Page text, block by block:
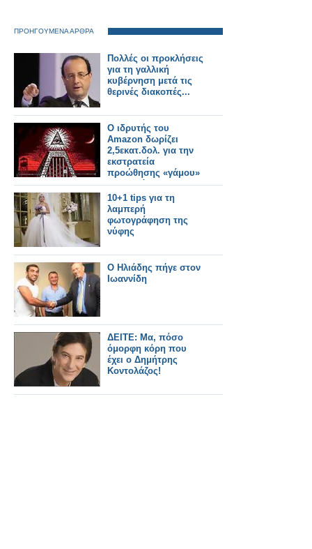
ΠΡΟΗΓΟΥΜΕΝΑ ΑΡΘΡΑ
Πολλές οι προκλήσεις
για τη γαλλική
κυβέρνηση μετά τις
θερινές διακοπές...
Ο ιδρυτής του
Amazon δωρίζει
2,5εκατ.δολ. για την
εκστρατεία
προώθησης «γάμου»
ομοφυλόφιλων!!!
(Σαπίλα...)
10+1 tips για τη
λαμπερή
φωτογράφηση της
νύφης
Ο Ηλιάδης πήγε στον
Ιωαννίδη
ΔΕΙΤΕ: Μα, πόσο
όμορφη κόρη που
έχει ο Δημήτρης
Κοντολάζος!